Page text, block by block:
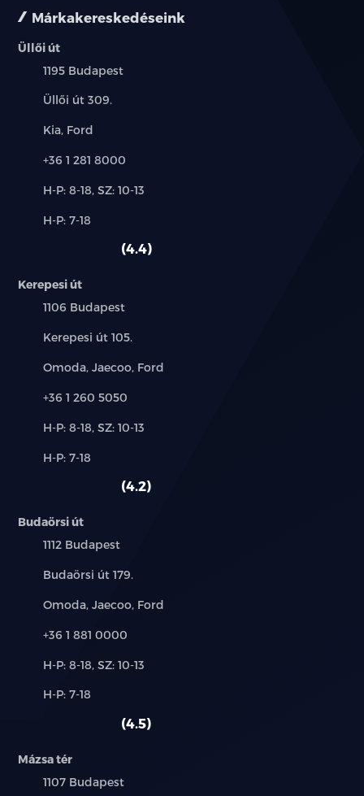
Márkakereskedéseink
Üllői út
Település:
1195 Budapest
Cím:
Üllői út 309.
Márkák:
Kia, Ford
Telefon:
+36 1 281 8000
Új-
használt
H-P: 8-18, SZ: 10-13
Alkatrész,
H-P: 7-18
4.4
Kerepesi út
Település:
1106 Budapest
Cím:
Kerepesi út 105.
Márkák:
Omoda, Jaecoo, Ford
Telefon:
+36 1 260 5050
Új-
használt
H-P: 8-18, SZ: 10-13
Alkatrész,
H-P: 7-18
4.2
Budaörsi út
Település:
1112 Budapest
Cím:
Budaörsi út 179.
Márkák:
Omoda, Jaecoo, Ford
Telefon:
+36 1 881 0000
Új-
használt
H-P: 8-18, SZ: 10-13
Alkatrész,
H-P: 7-18
4.5
Mázsa tér
Település:
1107 Budapest